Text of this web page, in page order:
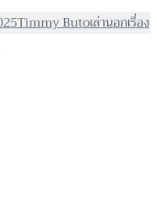
ผู้
Timmy Butoหมวด
เล่านอกเรื่อง